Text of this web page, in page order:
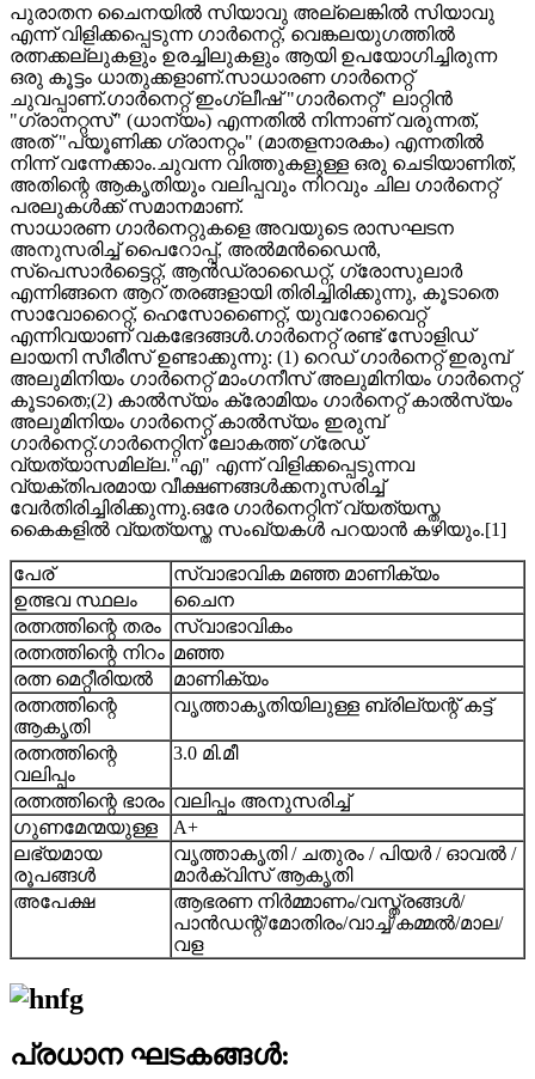
പുരാതന ചൈനയിൽ സിയാവു അല്ലെങ്കിൽ സിയാവു
എന്ന് വിളിക്കപ്പെടുന്ന ഗാർനെറ്റ്, വെങ്കലയുഗത്തിൽ
രത്നക്കല്ലുകളും ഉരച്ചിലുകളും ആയി ഉപയോഗിച്ചിരുന്ന
ഒരു കൂട്ടം ധാതുക്കളാണ്.സാധാരണ ഗാർനെറ്റ്
ചുവപ്പാണ്.ഗാർനെറ്റ് ഇംഗ്ലീഷ് "ഗാർനെറ്റ്" ലാറ്റിൻ
"ഗ്രാനറ്റസ്" (ധാന്യം) എന്നതിൽ നിന്നാണ് വരുന്നത്,
അത് "പ്യൂണിക്ക ഗ്രാനറ്റം" (മാതളനാരകം) എന്നതിൽ
നിന്ന് വന്നേക്കാം.ചുവന്ന വിത്തുകളുള്ള ഒരു ചെടിയാണിത്,
അതിന്റെ ആകൃതിയും വലിപ്പവും നിറവും ചില ഗാർനെറ്റ്
പരലുകൾക്ക് സമാനമാണ്.
സാധാരണ ഗാർനെറ്റുകളെ അവയുടെ രാസഘടന
അനുസരിച്ച് പൈറോപ്പ്, അൽമൻഡൈൻ,
സ്‌പെസാർട്ടൈറ്റ്, ആൻഡ്രാഡൈറ്റ്, ഗ്രോസുലാർ
എന്നിങ്ങനെ ആറ് തരങ്ങളായി തിരിച്ചിരിക്കുന്നു, കൂടാതെ
സാവോറൈറ്റ്, ഹെസോണൈറ്റ്, യുവറോവൈറ്റ്
എന്നിവയാണ് വകഭേദങ്ങൾ.ഗാർനെറ്റ് രണ്ട് സോളിഡ്
ലായനി സീരീസ് ഉണ്ടാക്കുന്നു: (1) റെഡ് ഗാർനെറ്റ് ഇരുമ്പ്
അലുമിനിയം ഗാർനെറ്റ് മാംഗനീസ് അലുമിനിയം ഗാർനെറ്റ്
കൂടാതെ;(2) കാൽസ്യം ക്രോമിയം ഗാർനെറ്റ് കാൽസ്യം
അലുമിനിയം ഗാർനെറ്റ് കാൽസ്യം ഇരുമ്പ്
ഗാർനെറ്റ്.ഗാർനെറ്റിന് ലോകത്ത് ഗ്രേഡ്
വ്യത്യാസമില്ല."എ" എന്ന് വിളിക്കപ്പെടുന്നവ
വ്യക്തിപരമായ വീക്ഷണങ്ങൾക്കനുസരിച്ച്
വേർതിരിച്ചിരിക്കുന്നു.ഒരേ ഗാർനെറ്റിന് വ്യത്യസ്ത
കൈകളിൽ വ്യത്യസ്ത സംഖ്യകൾ പറയാൻ കഴിയും.[1]
പേര്
സ്വാഭാവിക മഞ്ഞ മാണിക്യം
ഉത്ഭവ സ്ഥലം
ചൈന
രത്നത്തിന്റെ തരം
സ്വാഭാവികം
രത്നത്തിന്റെ നിറം മഞ്ഞ
രത്ന മെറ്റീരിയൽ
മാണിക്യം
രത്നത്തിന്റെ
ആകൃതി
വൃത്താകൃതിയിലുള്ള ബ്രില്യന്റ് കട്ട്
രത്നത്തിന്റെ
വലിപ്പം
3.0 മി.മീ
രത്നത്തിന്റെ ഭാരം വലിപ്പം അനുസരിച്ച്
ഗുണമേന്മയുള്ള
A+
ലഭ്യമായ
രൂപങ്ങൾ
വൃത്താകൃതി / ചതുരം / പിയർ / ഓവൽ /
മാർക്വിസ് ആകൃതി
അപേക്ഷ
ആഭരണ നിർമ്മാണം/വസ്ത്രങ്ങൾ/
പാൻഡന്റ്/മോതിരം/വാച്ച്/കമ്മൽ/മാല/
വള
പ്രധാന ഘടകങ്ങൾ: